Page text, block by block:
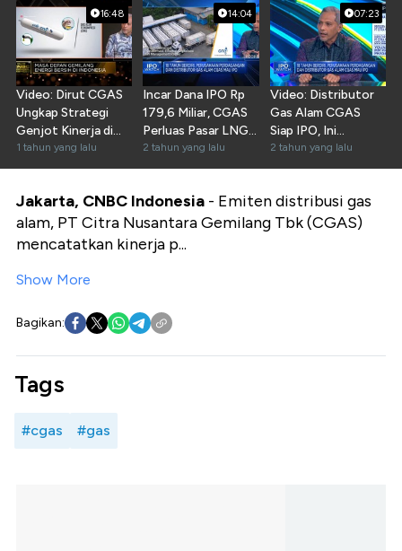
16:48
Video: Dirut CGAS
Ungkap Strategi
Genjot Kinerja di
2025
1 tahun yang lalu
14:04
Incar Dana IPO Rp
179,6 Miliar, CGAS
Perluas Pasar LNG
Ritel & Biogas
2 tahun yang lalu
07:23
Video: Distributor
Gas Alam CGAS
Siap IPO, Ini
Prospek Bisnisnya!
2 tahun yang lalu
Jakarta, CNBC Indonesia - Emiten distribusi gas
alam, PT Citra Nusantara Gemilang Tbk (CGAS)
mencatatkan kinerja p...
Show More
Bagikan:
Tags
#cgas #gas